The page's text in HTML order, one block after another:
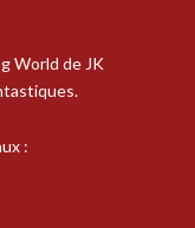
World de JK
: